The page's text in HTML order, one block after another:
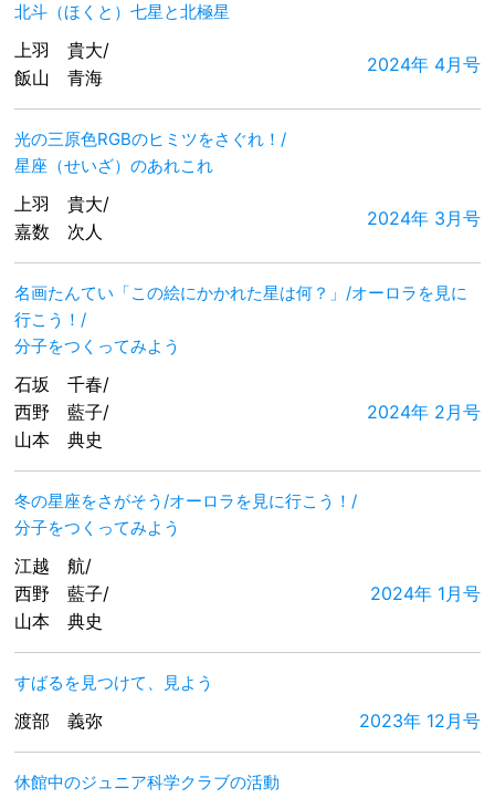
北斗（ほくと）七星と北極星
上羽 貴大/
飯山 青海
2024年 4月号
光の三原色RGBのヒミツをさぐれ！/
星座（せいざ）のあれこれ
上羽 貴大/
嘉数 次人
2024年 3月号
名画たんてい「この絵にかかれた星は何？」/オーロラを見に
行こう！/
分子をつくってみよう
石坂 千春/
西野 藍子/
山本 典史
2024年 2月号
冬の星座をさがそう/オーロラを見に行こう！/
分子をつくってみよう
江越 航/
西野 藍子/
山本 典史
2024年 1月号
すばるを見つけて、見よう
渡部 義弥 2023年 12月号
休館中のジュニア科学クラブの活動